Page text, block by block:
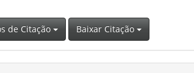
de Citação Baixar Citação